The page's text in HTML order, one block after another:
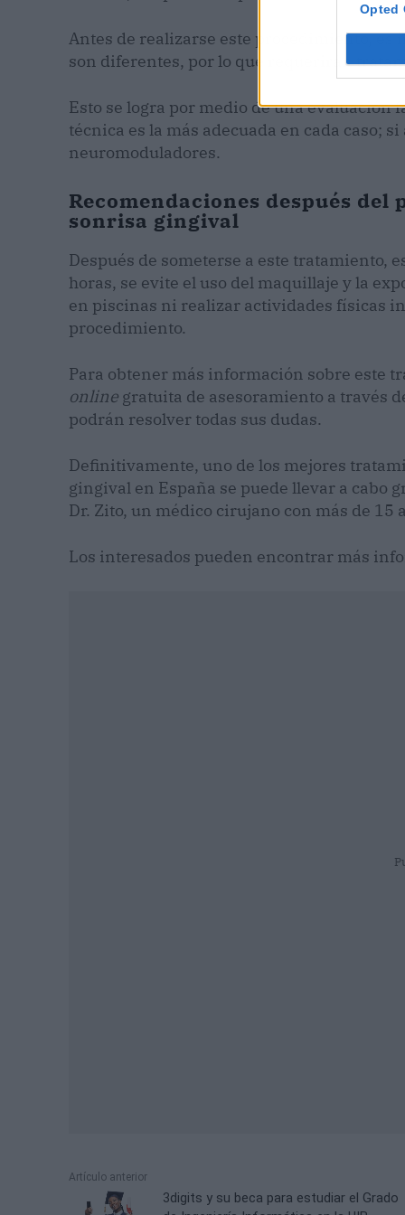
Opted
Antes de realizarse este procedimiento,
son diferentes, por lo que requerirán
Esto se logra por medio de una
técnica es la más adecuada en cada caso;
neuromoduladores.
Recomendaciones después
sonrisa gingival
Después de someterse a este tratamiento,
horas, se evite el uso del maquillaje y la
en piscinas ni realizar actividades físicas
procedimiento.
Para obtener más información sobre este
online gratuita de asesoramiento a través
podrán resolver todas sus dudas.
Definitivamente, uno de los mejores
gingival en España se puede llevar a cabo
Dr. Zito, un médico cirujano con más de
Los interesados pueden encontrar más
Artículo anterior
3digits y su beca para estudiar el Grado